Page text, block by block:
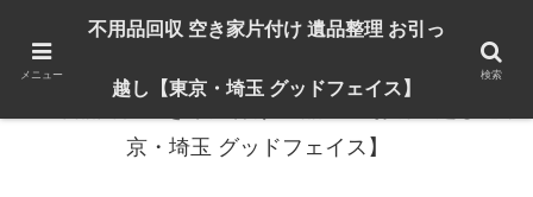
出張対応エリア：埼玉県 入間市 狭山市 飯能市 所沢市 川越市 日高市 鶴ヶ島市
京・埼玉 グッドフェイス】
メニュー
不用品回収 空き家片付け 遺品整理 お引っ
越し【東京・埼玉 グッドフェイス】
検索